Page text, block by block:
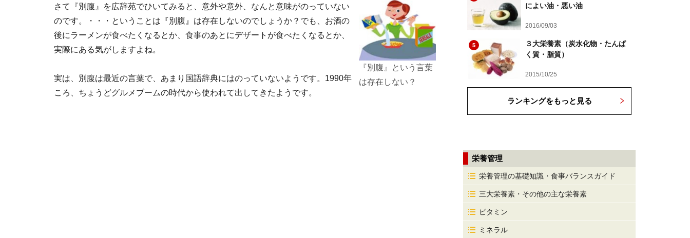
『別腹』という言葉
は存在しない？
さて『別腹』を広辞苑でひいてみると、意外や意外、なんと意味がのっていない
のです。・・・ということは『別腹』は存在しないのでしょうか？でも、お酒の
後にラーメンが食べたくなるとか、食事のあとにデザートが食べたくなるとか、
実際にある気がしますよね。
実は、別腹は最近の言葉で、あまり国語辞典にはのっていないようです。1990年
ころ、ちょうどグルメブームの時代から使われて出してきたようです。
によい油・悪い油
2016/09/03
5
３大栄養素（炭水化物・たんぱ
く質・脂質）
2015/10/25
ランキングをもっと見る
栄養管理
栄養管理の基礎知識・食事バランスガイド
三大栄養素・その他の主な栄養素
ビタミン
ミネラル